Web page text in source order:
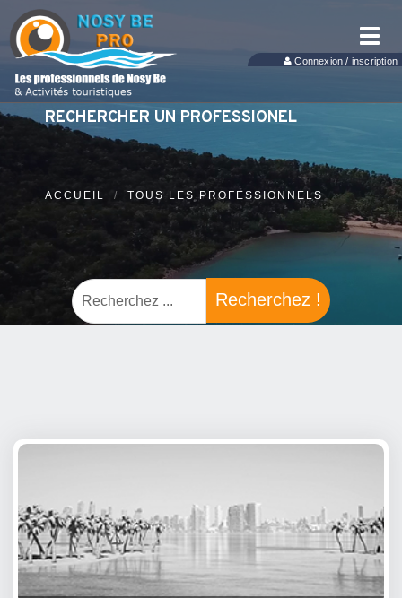
Connexion / inscription
RECHERCHER UN PROFESSIONEL
ACCUEIL TOUS LES PROFESSIONNELS
Recherchez !